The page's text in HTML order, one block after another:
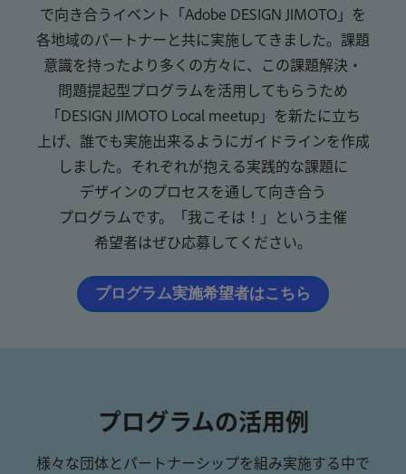
で向き合う イベント 「Adobe DESIGN JIMOTO」 を
各地域のパートナーと共に実施 してきました。 課題
意識を持ったより多くの方々に、 この課題解決 ・
問題提起型プログラムを活用してもらうため
「DESIGN JIMOTO Local meetup」 を新たに立ち
上げ、 誰でも実施出来るようにガイドラインを作成
しました。 それぞれが抱える実践的な課題に
デザインのプロセスを通して向き合う
プログラムです。
「我こそは！」 という主催
希望者はぜひ応募 して ください。
プログラム実施希望者はこちら
プログラムの活用例
様々な団体とパートナーシップを組み実施する中で